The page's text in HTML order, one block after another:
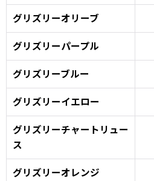
グリズリーオリーブ
グリズリーパープル
グリズリーブルー
グリズリーイエロー
グリズリーチャートリュー
ス
グリズリーオレンジ